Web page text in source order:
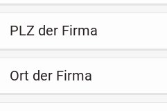
PLZ der Firma
Ort der Firma